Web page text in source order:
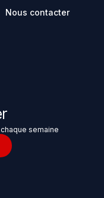
Nous contacter
semaine